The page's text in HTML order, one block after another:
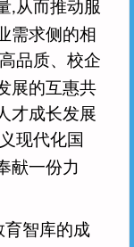
登录
,从而推动服
需求侧的相
品质、校企
展的互惠共
才成长发展
现代化国
献一份力
育智库的成